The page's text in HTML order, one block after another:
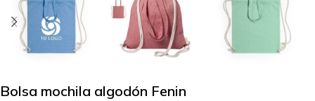
Bolsa mochila algodón Fenin